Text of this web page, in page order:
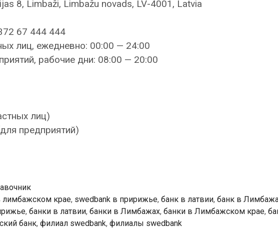
8, Limbaži, Limbažu novads, LV-4001, Latvia
67 444 444
лиц, ежедневно: 00:00 — 24:00
рабочие дни: 08:00 — 20:00
лиц)
предприятий)
лимбажском крае, swedbank в пририжье, банк в латвии, банк в
, банки в латвии, банки в Лимбажах, банки в Лимбажском крае,
банк, филиал swedbank, филиалы swedbank